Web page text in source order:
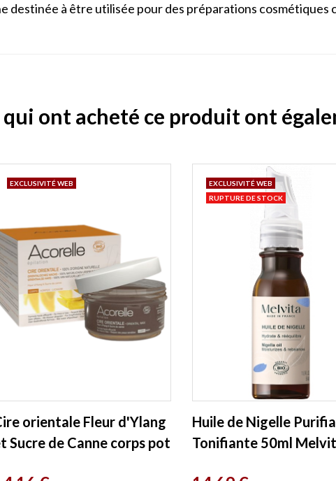
destinée à être utilisée pour des préparations cosmétiques
qui ont acheté ce produit ont
orientale Fleur d'Ylang
Sucre de Canne corps pot
EXCLUSIVITÉ WEB
Huile de Nigelle
Tonifiante 50ml
EXCLUSIVITÉ WEB
RUPTURE DE STOCK